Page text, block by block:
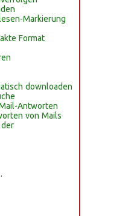
Markierung
Format
downloaden
Antworten
von Mails